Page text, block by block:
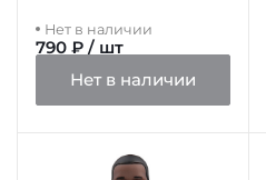
Нет в наличии
790 ₽ / шт
Нет в наличии